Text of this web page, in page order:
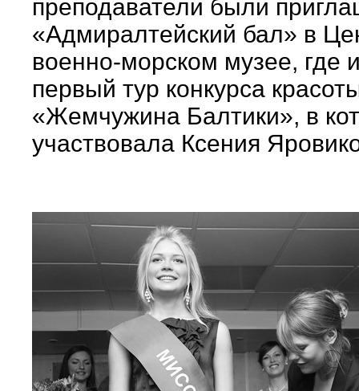
преподаватели были
«Адмиралтейский бал» в
военно-морском музее, где
первый тур конкурса
«Жемчужина Балтики», в
участвовала Ксения